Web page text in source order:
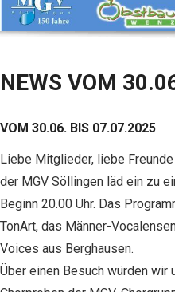
NEWS VOM
VOM 30.06. BIS 07.07.2025
Liebe Mitglieder, liebe
der MGV Söllingen läd ein zu
Beginn 20.00 Uhr. Das
TonArt, das Männer-
Voices aus Berghausen.
Über einen Besuch würden wir